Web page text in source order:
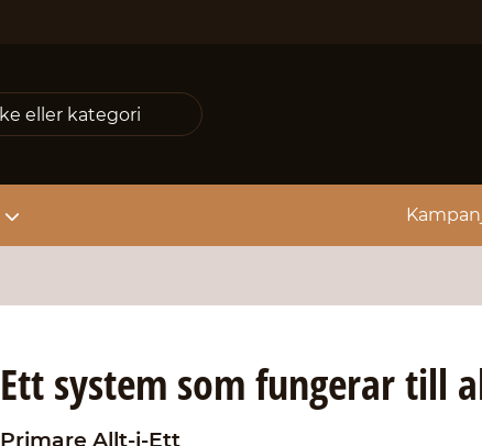
Ett system som fungerar till
Primare Allt-i-Ett